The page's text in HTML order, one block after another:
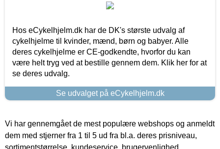
Hos eCykelhjelm.dk har de DK's største udvalg af
cykelhjelme til kvinder, mænd, børn og babyer. Alle
deres cykelhjelme er CE-godkendte, hvorfor du kan
være helt tryg ved at bestille gennem dem. Klik her for at
se deres udvalg.
Se udvalget på eCykelhjelm.dk
Vi har gennemgået de mest populære webshops og anmeldt
dem med stjerner fra 1 til 5 ud fra bl.a. deres prisniveau,
sortimentstørrelse, kundeservice, brugervenlighed,